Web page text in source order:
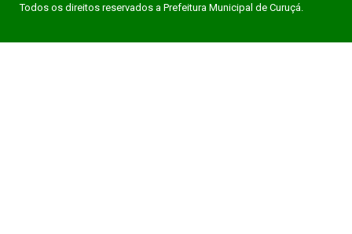
Todos os direitos reservados a Prefeitura Municipal de Curuçá.